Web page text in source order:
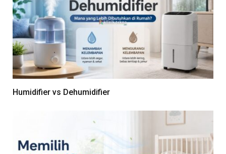
Humidifier vs Dehumidifier